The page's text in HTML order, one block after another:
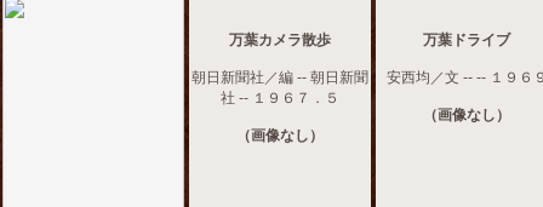
万葉カメラ散歩
朝日新聞社／編 -- 朝日新聞
社 -- １９６７．５
（画像なし）
万葉ドライブ
安西均／文 -- -- １９６
（画像なし）